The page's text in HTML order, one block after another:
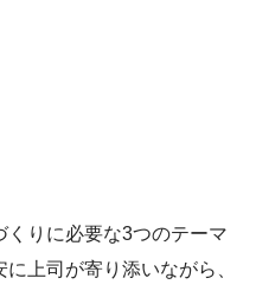
くりに必要な3つのテーマ
上司が寄り添いながら、